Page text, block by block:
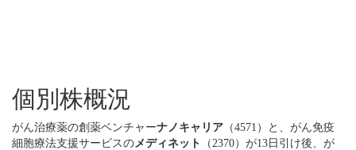
個別株概況
がん治療薬の創薬ベンチャーナノキャリア （4571）と、がん免疫
細胞療法支援サービスのメディネット
（2370）が13日引け後、が